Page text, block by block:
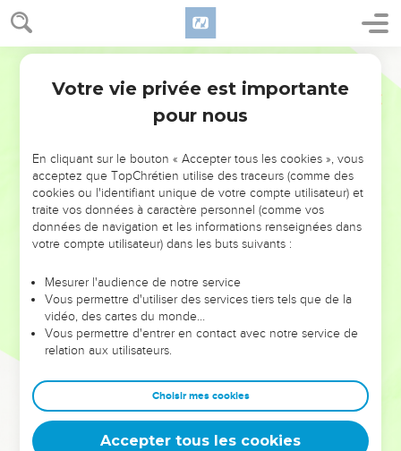
NE MANQUEZ PAS L’ÉVÉNEMENT
DE L’ANNÉE !
ET SI LEURS ERREURS POUVAIENT VOUS ÉVITER LES
VOTRES ?
leur foi ou leur vision. Mais on voit moins les doutes, les erreurs
et les saisons difficiles qu'ils ont traversés, alors même que ce
sont elles qui les ont façonnés.
Dans cette conférence, leaders, entrepreneurs, et responsables
clés pour avancer avec plus de sagesse afin que leurs erreurs
deviennent vos tremplins. Que vous guidiez un ministère, une
équipe, un groupe ou une famille, leur expérience est faite
Votre vie privée est importante
pour nous
En cliquant sur le bouton « Accepter tous les cookies », vous
acceptez que TopChrétien utilise des traceurs (comme des
cookies ou l'identifiant unique de votre compte utilisateur) et
traite vos données à caractère personnel (comme vos
données de navigation et les informations renseignées dans
votre compte utilisateur) dans les buts suivants :
Mesurer l'audience de notre service
Vous permettre d'utiliser des services tiers tels que de la
vidéo, des cartes du monde…
Vous permettre d'entrer en contact avec notre service de
relation aux utilisateurs.
Choisir mes cookies
Accepter tous les cookies